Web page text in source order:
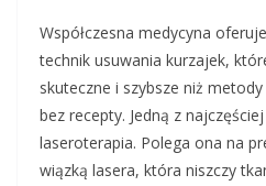
Współczesna medycyna
technik usuwania kurzajek,
skuteczne i szybsze niż
bez recepty. Jedną z
laseroterapia. Polega ona na
wiązką lasera, która niszczy